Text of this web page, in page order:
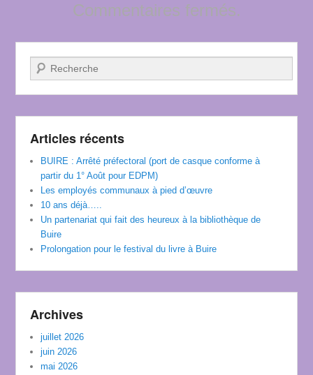
Commentaires fermés.
Recherche
Articles récents
BUIRE : Arrêté préfectoral (port de casque conforme à
partir du 1° Août pour EDPM)
Les employés communaux à pied d’œuvre
10 ans déjà…..
Un partenariat qui fait des heureux à la bibliothèque de
Buire
Prolongation pour le festival du livre à Buire
Archives
juillet 2026
juin 2026
mai 2026